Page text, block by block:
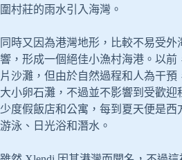
圍村莊的雨水引入海灣。
同時又因為港灣地形，比較不易受外
響，形成一個絕佳小漁村海港。以前
片沙灘，但由於自然過程和人為干預
大小卵石灘，不過並不影響到受歡迎
少度假飯店和公寓，每到夏天便是西
游泳、日光浴和潛水。